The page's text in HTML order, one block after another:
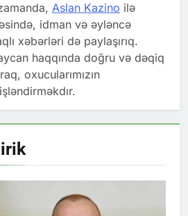
Aslan Kazino ilə
idman və əyləncə
xəbərləri də paylaşırıq.
haqqında doğru və dəqiq
oxucularımızın